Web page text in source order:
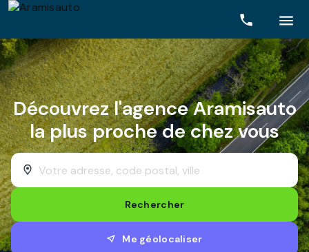
Rechercher